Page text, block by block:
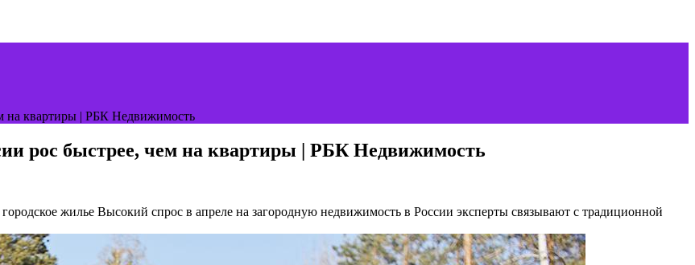
на квартиры | РБК Недвижимость
рос быстрее, чем на квартиры | РБК Недвижимость
жилье Высокий спрос в апреле на загородную недвижимость в России эксперты связывают с традиционной